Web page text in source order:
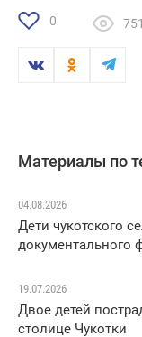
0 751
Материалы по
04.08.2026
Дети чукотского
документального
19.07.2026
Двое детей
столице Чукотки